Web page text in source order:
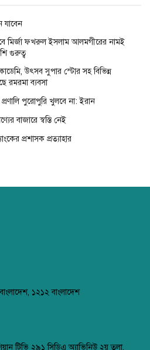
যাবেন
মির্জা ফখরুল ইসলাম আলমগীরের নামই
গুরুত্ব
উৎসব সুপার স্টোর সহ বিভিন্ন
রমরমা ব্যবসা
পুরোপুরি খুলবে না: ইরান
বাজারে স্বস্তি নেই
প্রশাসক প্রত্যাহার
১২১২ বাংলাদেশ
টিভি ২৯১ সিডিএ অ্যাভিনিউ ২য় তলা,